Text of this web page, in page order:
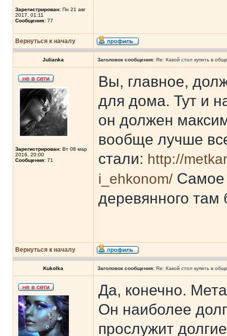
Зарегистрирован: Пн 21 авг
2017, 01:11
Сообщения: 77
Вернуться к началу
Julianka Заголовок сообщения: Re: Какой стол купить в
Зарегистрирован: Вт 08 мар
2016, 20:00
Сообщения: 71
Вы, главное,
для дома. Тут и
он должен
вообще лучше
стали: http://
i_ehkonom/ Самое
деревянного там
Вернуться к началу
Kukolka Заголовок сообщения: Re: Какой стол купить в
Да, конечно.
Он наиболее
прослужит